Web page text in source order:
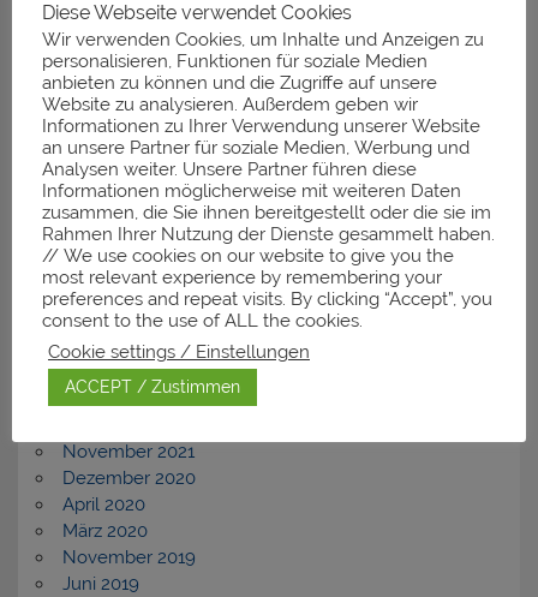
Neueste Kommentare
Archiv
November 2025
März 2025
Januar 2025
Dezember 2024
Februar 2024
November 2023
September 2023
Dezember 2022
Juli 2022
November 2021
Dezember 2020
April 2020
März 2020
November 2019
Juni 2019
Diese Webseite verwendet Cookies
Wir verwenden Cookies, um Inhalte und Anzeigen zu
personalisieren, Funktionen für soziale Medien
anbieten zu können und die Zugriffe auf unsere
Website zu analysieren. Außerdem geben wir
Informationen zu Ihrer Verwendung unserer Website
an unsere Partner für soziale Medien, Werbung und
Analysen weiter. Unsere Partner führen diese
Informationen möglicherweise mit weiteren Daten
zusammen, die Sie ihnen bereitgestellt oder die sie im
Rahmen Ihrer Nutzung der Dienste gesammelt haben.
// We use cookies on our website to give you the
most relevant experience by remembering your
preferences and repeat visits. By clicking “Accept”, you
consent to the use of ALL the cookies.
Cookie settings / Einstellungen
ACCEPT / Zustimmen